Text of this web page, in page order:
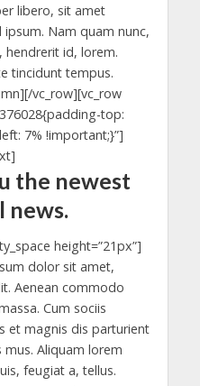
libero, sit amet
Nam quam nunc,
hendrerit id, lorem.
tincidunt tempus.
vc_row][vc_row
top:
7% !important;}”]
the newest
news.
height=”21px”]
dolor sit amet,
Aenean commodo
Cum sociis
et magnis dis parturient
Aliquam lorem
feugiat a, tellus.